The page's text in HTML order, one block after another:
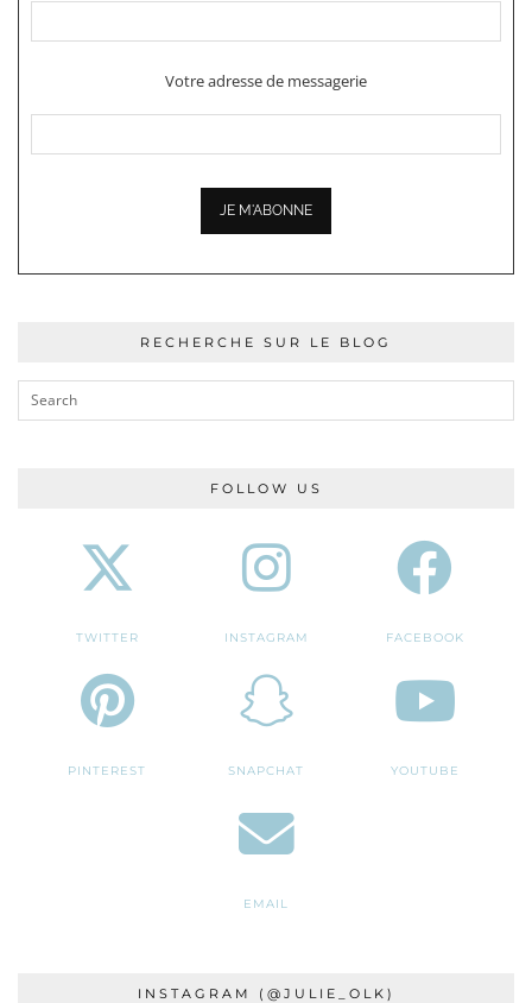
Votre adresse de messagerie
RECHERCHE SUR LE BLOG
FOLLOW US
TWITTER INSTAGRAM FACEBOOK
PINTEREST SNAPCHAT YOUTUBE
EMAIL
INSTAGRAM (@JULIE_OLK)